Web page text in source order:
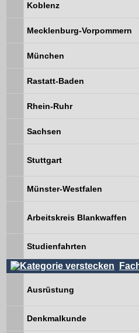
Koblenz
Mecklenburg-Vorpommern
München
Rastatt-Baden
Rhein-Ruhr
Sachsen
Stuttgart
Münster-Westfalen
Arbeitskreis Blankwaffen
Studienfahrten
Ausrüstung
Denkmalkunde